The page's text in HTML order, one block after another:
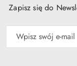
Zapisz się do